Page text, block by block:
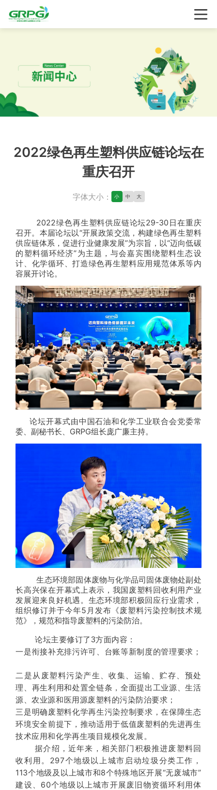
2022绿色再生塑料供应链论坛在
重庆召开
字体大小： 小 中 大
2022绿色再生塑料供应链论坛29-30日在重庆
召开。本届论坛以“开展政策交流，构建绿色再生塑料
供应链体系，促进行业健康发展”为宗旨，以“迈向低碳
的塑料循环经济”为主题，与会嘉宾围绕塑料生态设
计、化学循环、打造绿色再生塑料应用规范体系等内
容展开讨论。
论坛开幕式由中国石油和化学工业联合会党委常
委、副秘书长、GRPG组长庞广廉主持。
生态环境部固体废物与化学品司固体废物处副处
长高兴保在开幕式上表示，我国废塑料回收利用产业
发展迎来良好机遇。生态环境部积极回应行业需求，
组织修订并于今年5月发布《废塑料污染控制技术规
范》，规范和指导废塑料的污染防治。
论坛主要修订了3方面内容：
一是衔接补充排污许可、台账等新制度的管理要求；
二是从废塑料污染产生、收集、运输、贮存、预处
理、再生利用和处置全链条，全面提出工业源、生活
源、农业源和医用源废塑料的污染防治要求；
三是明确废塑料化学再生污染控制要求，在保障生态
环境安全前提下，推动适用于低值废塑料的先进再生
技术应用和化学再生项目规模化发展。
据介绍，近年来，相关部门积极推进废塑料回
收利用。297个地级以上城市启动垃圾分类工作，
113个地级及以上城市和8个特殊地区开展“无废城市”
建设、60个地级以上城市开展废旧物资循环利用体